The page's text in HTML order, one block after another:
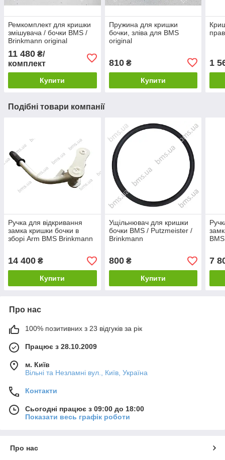
Ремкомплект для кришки
змішувача / бочки BMS /
Brinkmann original
11 480 ₴/
комплект
Купити
Пружина для кришки
бочки, зліва для BMS
original
810₴
Купити
1
Подібні товари компанії
Ручка для відкривання
замка кришки бочки в
зборі Arm BMS Brinkmann
14 400 ₴
Купити
Ущільнювач для кришки
бочки BMS / Putzmeister /
Brinkmann
800₴
Купити
7
Про нас
100% позитивних з 23 відгуків за рік
Працює з 28.10.2009
м. Київ
Вільні та Незламні вул., Київ, Україна
Контакти
Сьогодні працює з 09:00 до 18:00
Показати весь графік роботи
Про нас